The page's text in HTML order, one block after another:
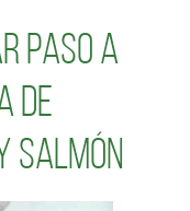
paso a
de
salmón